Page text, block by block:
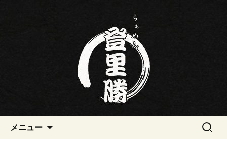
三重・桑名の寿司・ラーメン屋
らぁめん登里勝(とりかつ)のブ
ん登里勝(とりかつ)のブログです
メニュー
検